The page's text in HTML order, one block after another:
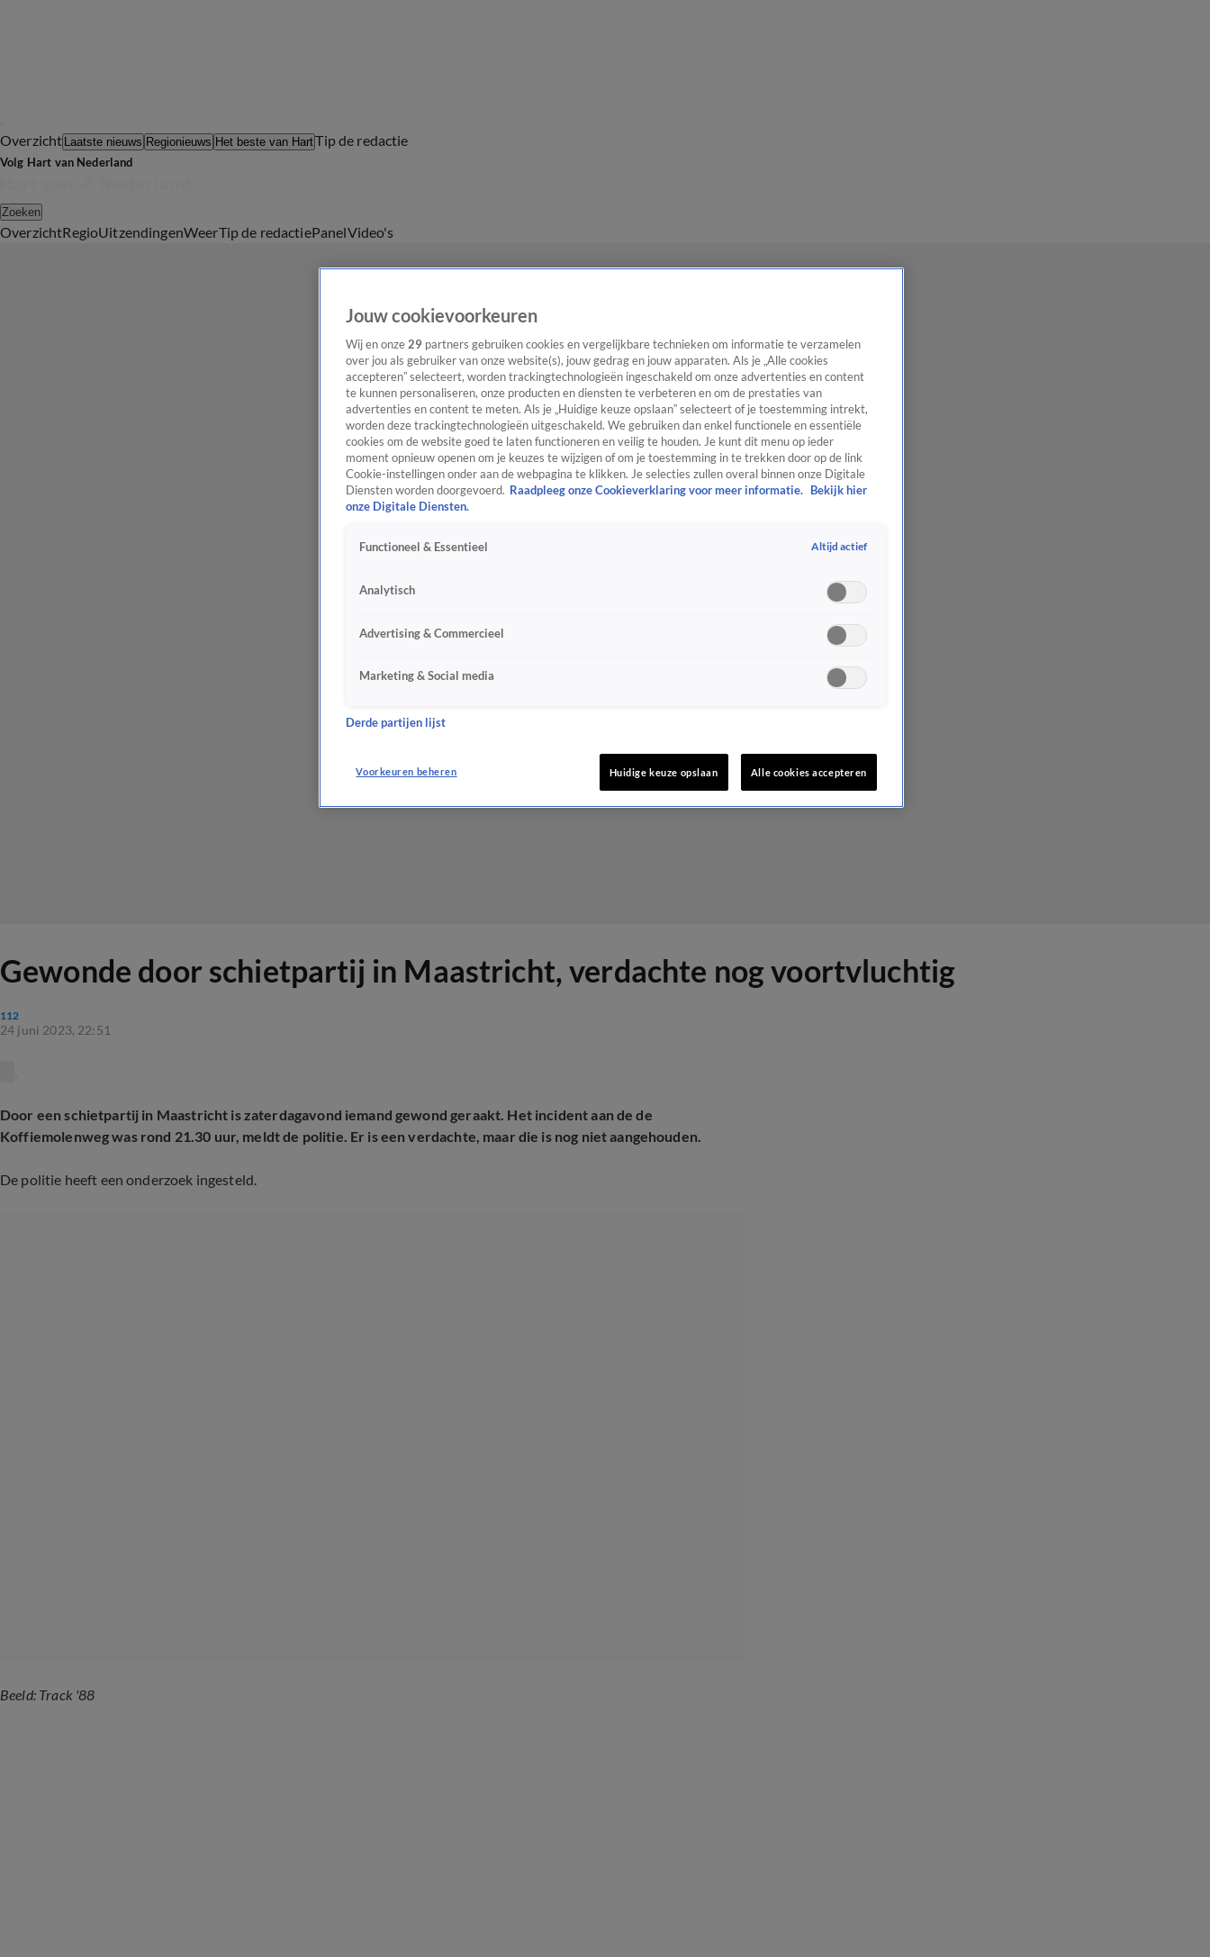
Overzicht Laatste nieuws Regionieuws Het beste van HartTip de redactie
Volg Hart van Nederland
Zoeken
OverzichtRegioUitzendingenWeerTip de redactiePanelVideo's
Gewonde door schietpartij in Maastricht, verdachte nog voortvluchtig
112
24 juni 2023, 22:51
Door een schietpartij in Maastricht is zaterdagavond iemand gewond geraakt. Het incident aan de de
Koffiemolenweg was rond 21.30 uur, meldt de politie. Er is een verdachte, maar die is nog niet aangehouden.
De politie heeft een onderzoek ingesteld.
Beeld: Track '88
Jouw cookievoorkeuren
Wij en onze 29 partners gebruiken cookies en vergelijkbare technieken om informatie te verzamelen
over jou als gebruiker van onze website(s), jouw gedrag en jouw apparaten. Als je „Alle cookies
accepteren” selecteert, worden trackingtechnologieën ingeschakeld om onze advertenties en content
te kunnen personaliseren, onze producten en diensten te verbeteren en om de prestaties van
advertenties en content te meten. Als je „Huidige keuze opslaan” selecteert of je toestemming intrekt,
worden deze trackingtechnologieën uitgeschakeld. We gebruiken dan enkel functionele en essentiële
cookies om de website goed te laten functioneren en veilig te houden. Je kunt dit menu op ieder
moment opnieuw openen om je keuzes te wijzigen of om je toestemming in te trekken door op de link
Cookie-instellingen onder aan de webpagina te klikken. Je selecties zullen overal binnen onze Digitale
Diensten worden doorgevoerd. Raadpleeg onze Cookieverklaring voor meer informatie.
Bekijk hier
onze Digitale Diensten.
Functioneel & Essentieel Altijd actief
Analytisch
Advertising & Commercieel
Marketing & Social media
Derde partijen lijst
Voorkeuren beheren Huidige keuze opslaan Alle cookies accepteren